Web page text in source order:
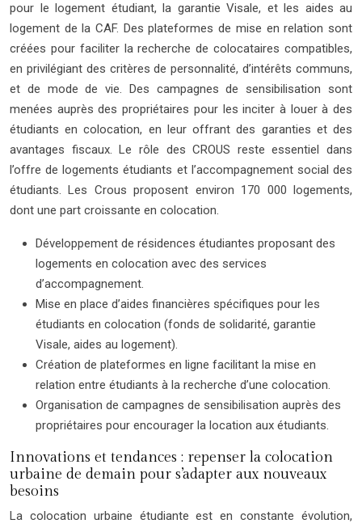
pour le logement étudiant, la garantie Visale, et les aides au
logement de la CAF. Des plateformes de mise en relation sont
créées pour faciliter la recherche de colocataires compatibles,
en privilégiant des critères de personnalité, d’intérêts communs,
et de mode de vie. Des campagnes de sensibilisation sont
menées auprès des propriétaires pour les inciter à louer à des
étudiants en colocation, en leur offrant des garanties et des
avantages fiscaux. Le rôle des CROUS reste essentiel dans
l’offre de logements étudiants et l’accompagnement social des
étudiants. Les Crous proposent environ 170 000 logements,
dont une part croissante en colocation.
Développement de résidences étudiantes proposant des
logements en colocation avec des services
d’accompagnement.
Mise en place d’aides financières spécifiques pour les
étudiants en colocation (fonds de solidarité, garantie
Visale, aides au logement).
Création de plateformes en ligne facilitant la mise en
relation entre étudiants à la recherche d’une colocation.
Organisation de campagnes de sensibilisation auprès des
propriétaires pour encourager la location aux étudiants.
Innovations et tendances : repenser la colocation
urbaine de demain pour s’adapter aux nouveaux
besoins
La colocation urbaine étudiante est en constante évolution,